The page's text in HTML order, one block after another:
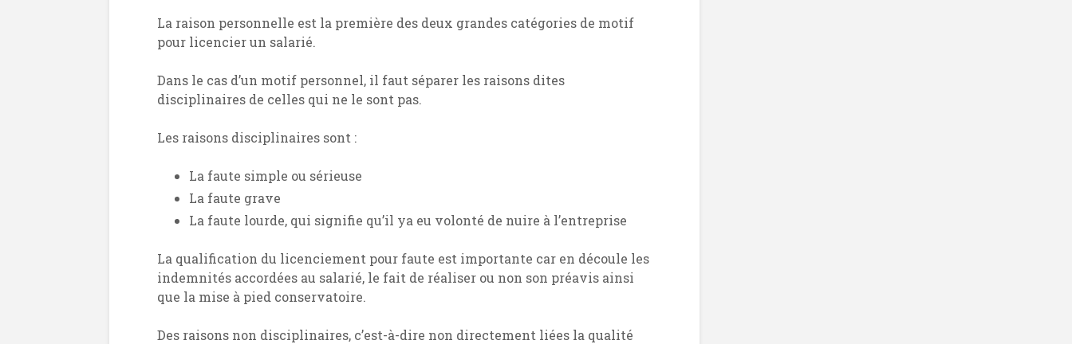
La raison personnelle est la première des deux grandes catégories de motif
pour licencier un salarié.
Dans le cas d’un motif personnel, il faut séparer les raisons dites
disciplinaires de celles qui ne le sont pas.
Les raisons disciplinaires sont :
La faute simple ou sérieuse
La faute grave
La faute lourde, qui signifie qu’il ya eu volonté de nuire à l’entreprise
La qualification du licenciement pour faute est importante car en découle les
indemnités accordées au salarié, le fait de réaliser ou non son préavis ainsi
que la mise à pied conservatoire.
Des raisons non disciplinaires, c’est-à-dire non directement liées la qualité